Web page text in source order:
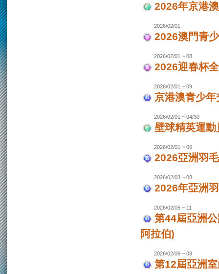
2026年京港
2026/02/01
2026澳門青
2026/02/01 ~ 08
2026迎春杯
2026/02/01 ~ 09
京港澳青少
2026/02/01 ~ 04/30
壁球精英運
2026/02/01 ~ 06
2026亞洲羽
2026/02/03 ~ 08
2026年亞洲
2026/02/05 ~ 11
第44屆亞洲
阿拉伯)
2026/02/06 ~ 08
第12屆亞洲